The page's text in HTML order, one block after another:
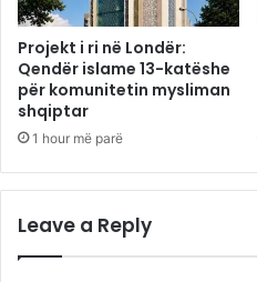
Projekt i ri në Londër:
Qendër islame 13-katëshe
për komunitetin mysliman
shqiptar
1 hour më parë
Leave a Reply